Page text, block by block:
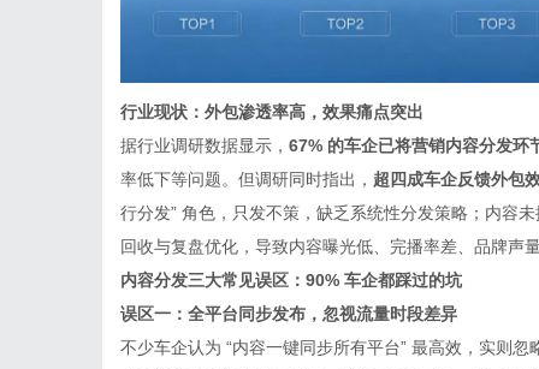
行业现状：外包渗透率高，效果痛点突出
据行业调研数据显示， 67% 的车企已将营销内容分发环
率低下等问题。但调研同时指出， 超四成车企反馈外包
行分发” 角色，只发不策，缺乏系统性分发策略；内容
回收与复盘优化，导致内容曝光低、完播率差、品牌声
内容分发三大常见误区：90% 车企都踩过的坑
误区一：全平台同步发布，忽视流量时段差异
不少车企认为 “内容一键同步所有平台” 最高效，实则忽